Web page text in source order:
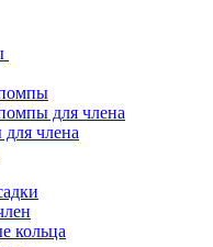
для члена
члена
кольца